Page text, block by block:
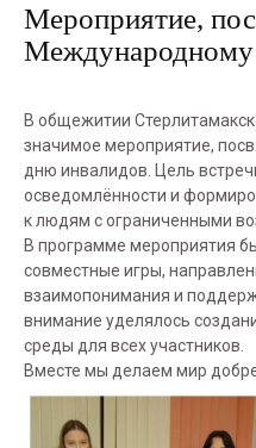
Мероприятие,
В общежитии
значимое мероприятие,
дню инвалидов. Цель
осведомлённости и
к людям с ограниченными
В программе мероприятия
совместные игры,
взаимопонимания и
внимание уделялось
среды для всех участников.
Вместе мы делаем мир